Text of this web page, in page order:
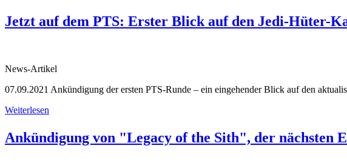
Jetzt auf dem PTS: Erster Blick auf den Jedi-Hüter-
News-Artikel
07.09.2021 Ankündigung der ersten PTS-Runde – ein eingehender Blick auf den
Weiterlesen
Ankündigung von "Legacy of the Sith", der nächsten